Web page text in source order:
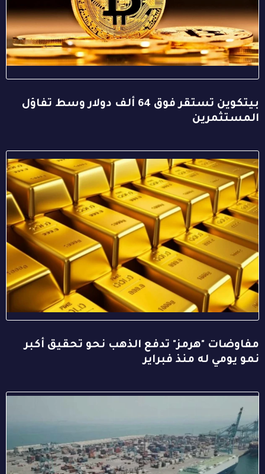
بيتكوين تستقر فوق 64 ألف دولار وسط تفاؤل
المستثمرين
مفاوضات "هرمز" تدفع الذهب نحو تحقيق أكبر
نمو يومي له منذ فبراير